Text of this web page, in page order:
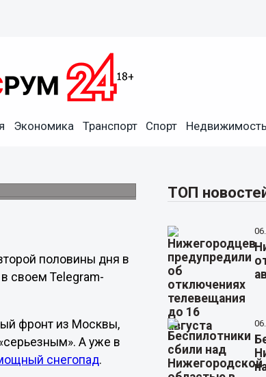
Экономика Транспорт Спорт Недвижимость
ночь на
половины дня в
своем Telegram-
фронт из Москвы,
А уже в
снегопад.
ТОП